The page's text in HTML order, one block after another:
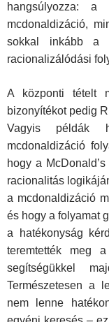
hangsúlyozza: a
mcdonaldizáció,
sokkal inkább a
racionalizálódási
A központi tételt
bizonyítékot pedig
Vagyis példák
mcdonaldizáció
hogy a
racionalitás
a mcdonaldizáció
és hogy a folyamat
a hatékonyság
teremtették meg
segítségükkel
Természetesen a
nem lenne